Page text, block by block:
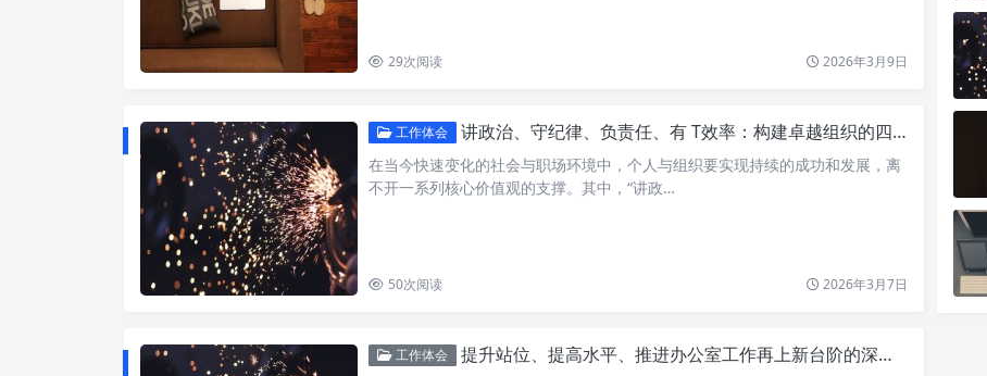
29次阅读 2026年3月9日
工作体会 讲政治、守纪律、负责任、有 T效率：构建卓越组织的四大基石与个人成长之道
在当今快速变化的社会与职场环境中，个人与组织要实现持续的成功和发展，离
不开一系列核心价值观的支撑。其中，“讲政…
50次阅读 2026年3月7日
工作体会 提升站位、提高水平、推进办公室工作再上新台阶的深度解析与实践路径